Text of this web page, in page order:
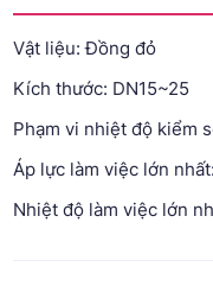
Vật liệu: Đồng đỏ
Kích thước: DN15~25
Phạm vi nhiệt độ kiểm
Áp lực làm việc lớn
Nhiệt độ làm việc lớn